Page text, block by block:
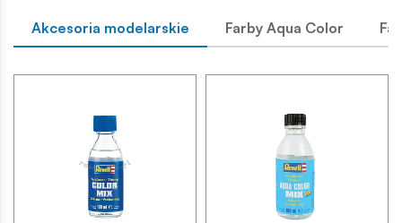
Akcesoria modelarskie Farby Aqua Color